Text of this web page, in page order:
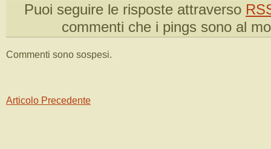
Puoi seguire le risposte attraverso
commenti che i pings sono al
Commenti sono sospesi.
Articolo Precedente